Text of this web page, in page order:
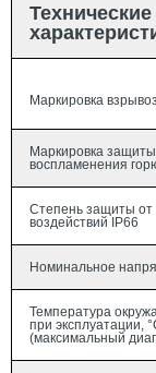
Технические
Маркировка
Маркировка
воспламенения
Степень защиты
воздействий IP66
Номинальное
Температура
при эксплуатации,
(максимальный